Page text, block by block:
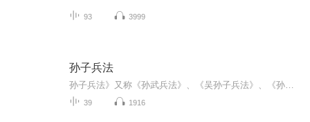
93 3999
孙子兵法
39 1916